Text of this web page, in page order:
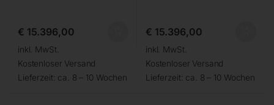
€ 15.396,00
inkl. MwSt.
Kostenloser Versand
Lieferzeit: ca. 8 – 10 Wochen
€ 15.396,00
inkl. MwSt.
Kostenloser Versand
Lieferzeit: ca. 8 – 10 Wochen